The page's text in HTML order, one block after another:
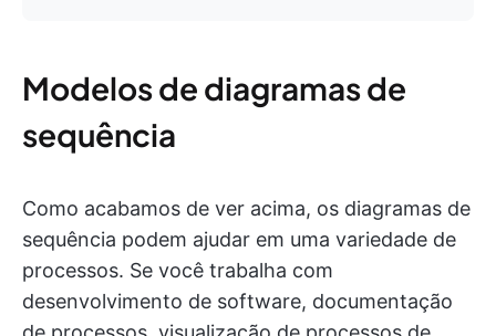
Modelos de diagramas de
sequência
Como acabamos de ver acima, os diagramas de
sequência podem ajudar em uma variedade de
processos. Se você trabalha com
desenvolvimento de software, documentação